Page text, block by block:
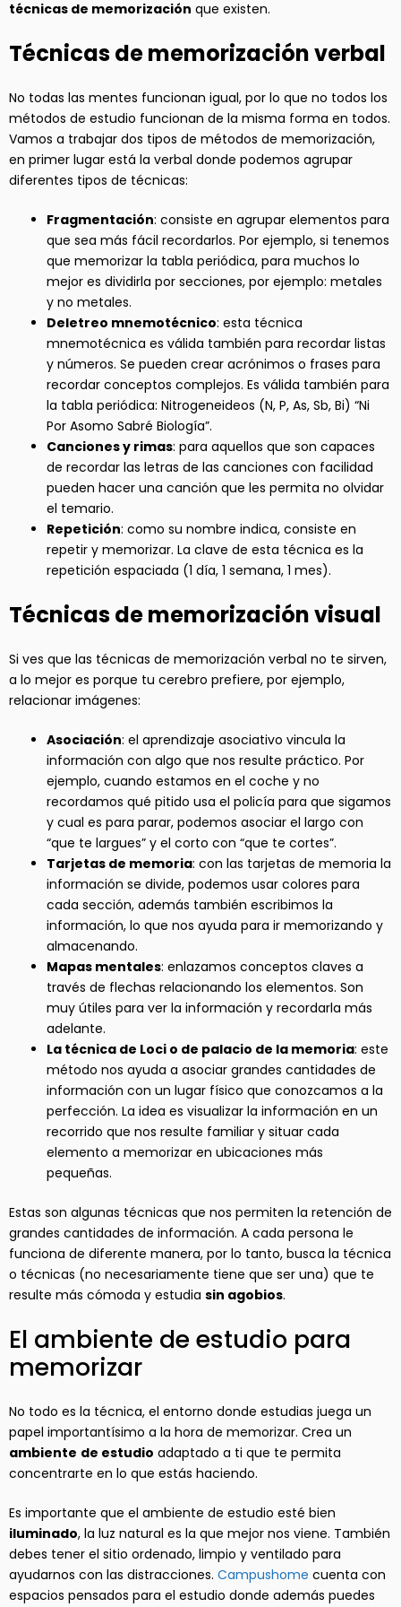
técnicas de memorización que existen.
Técnicas de memorización verbal
No todas las mentes funcionan igual, por lo que no todos los
métodos de estudio funcionan de la misma forma en todos.
Vamos a trabajar dos tipos de métodos de memorización,
en primer lugar está la verbal donde podemos agrupar
diferentes tipos de técnicas:
Fragmentación: consiste en agrupar elementos para
que sea más fácil recordarlos. Por ejemplo, si tenemos
que memorizar la tabla periódica, para muchos lo
mejor es dividirla por secciones, por ejemplo: metales
y no metales.
Deletreo mnemotécnico: esta técnica
mnemotécnica es válida también para recordar listas
y números. Se pueden crear acrónimos o frases para
recordar conceptos complejos. Es válida también para
la tabla periódica: Nitrogeneideos (N, P, As, Sb, Bi) “Ni
Por Asomo Sabré Biología”.
Canciones y rimas: para aquellos que son capaces
de recordar las letras de las canciones con facilidad
pueden hacer una canción que les permita no olvidar
el temario.
Repetición: como su nombre indica, consiste en
repetir y memorizar. La clave de esta técnica es la
repetición espaciada (1 día, 1 semana, 1 mes).
Técnicas de memorización visual
Si ves que las técnicas de memorización verbal no te sirven,
a lo mejor es porque tu cerebro prefiere, por ejemplo,
relacionar imágenes:
Asociación: el aprendizaje asociativo vincula la
información con algo que nos resulte práctico. Por
ejemplo, cuando estamos en el coche y no
recordamos qué pitido usa el policía para que sigamos
y cual es para parar, podemos asociar el largo con
“que te largues” y el corto con “que te cortes”.
Tarjetas de memoria: con las tarjetas de memoria la
información se divide, podemos usar colores para
cada sección, además también escribimos la
información, lo que nos ayuda para ir memorizando y
almacenando.
Mapas mentales: enlazamos conceptos claves a
través de flechas relacionando los elementos. Son
muy útiles para ver la información y recordarla más
adelante.
La técnica de Loci o de palacio de la memoria: este
método nos ayuda a asociar grandes cantidades de
información con un lugar físico que conozcamos a la
perfección. La idea es visualizar la información en un
recorrido que nos resulte familiar y situar cada
elemento a memorizar en ubicaciones más
pequeñas.
Estas son algunas técnicas que nos permiten la retención de
grandes cantidades de información. A cada persona le
funciona de diferente manera, por lo tanto, busca la técnica
o técnicas (no necesariamente tiene que ser una) que te
resulte más cómoda y estudia sin agobios.
El ambiente de estudio para
memorizar
No todo es la técnica, el entorno donde estudias juega un
papel importantísimo a la hora de memorizar. Crea un
ambiente de estudio adaptado a ti que te permita
concentrarte en lo que estás haciendo.
Es importante que el ambiente de estudio esté bien
iluminado, la luz natural es la que mejor nos viene. También
debes tener el sitio ordenado, limpio y ventilado para
ayudarnos con las distracciones. Campushome cuenta con
espacios pensados para el estudio donde además puedes